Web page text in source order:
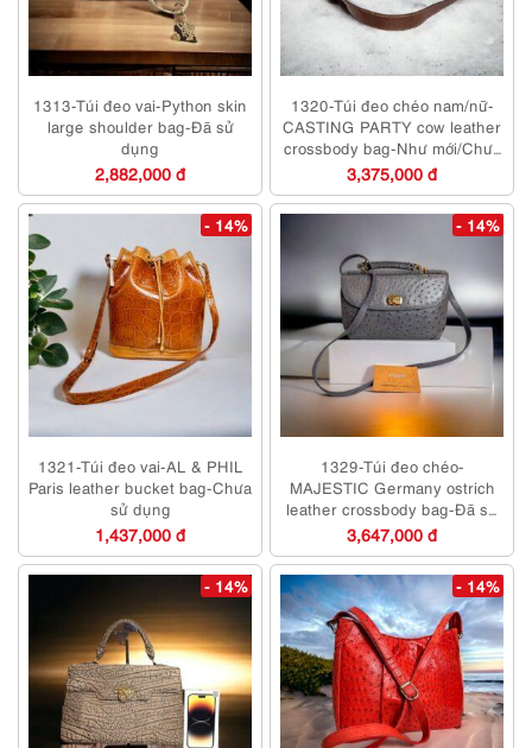
1313-Túi đeo vai-Python skin
large shoulder bag-Đã sử
dụng
2,882,000 đ
1320-Túi đeo chéo nam/nữ-
CASTING PARTY cow leather
crossbody bag-Như mới/Chưa
sử dụng
3,375,000 đ
- 14%
1321-Túi đeo vai-AL & PHIL
Paris leather bucket bag-Chưa
sử dụng
1,437,000 đ
- 14%
1329-Túi đeo chéo-
MAJESTIC Germany ostrich
leather crossbody bag-Đã sử
dụng
3,647,000 đ
- 14% - 14%